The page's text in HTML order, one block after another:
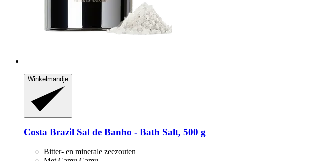
Winkelmandje
Costa Brazil Sal de Banho -​ Bath Salt, 500 g
Bitter- en minerale zeezouten